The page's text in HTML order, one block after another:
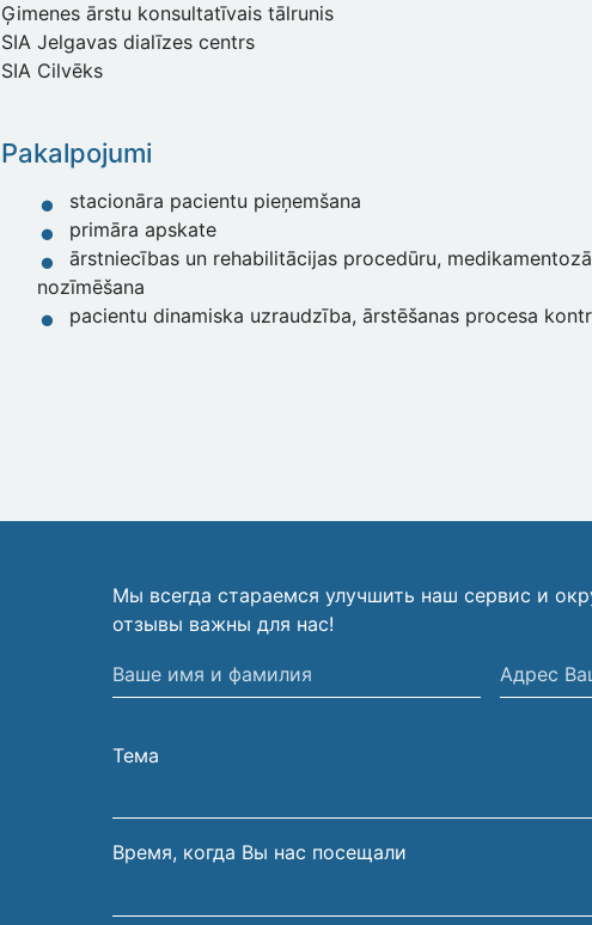
Ģimenes ārstu konsultatīvais tālrunis
SIA Jelgavas dialīzes centrs
SIA Cilvēks
Pakalpojumi
stacionāra pacientu pieņemšana
primāra apskate
ārstniecības un rehabilitācijas procedūru,
nozīmēšana
pacientu dinamiska uzraudzība, ārstēšanas procesa
Мы всегда стараемся улучшить наш сервис и
отзывы важны для нас!
Ваше
имя
фамилия
Адрес
Вашей
Тема
Время, когда Вы нас посещали